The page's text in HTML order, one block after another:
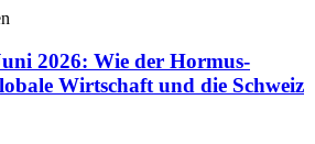
2026: Wie der Hormus-
Wirtschaft und die Schweiz